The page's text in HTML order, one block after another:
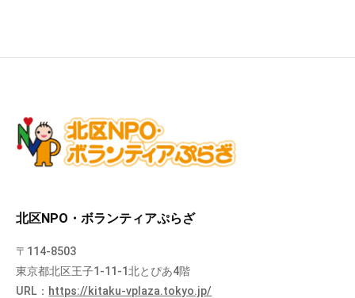
北区NPO・ボランティアぷらざ
〒114-8503
東京都北区王子1-11-1北とぴあ4階
URL： https://kitaku-vplaza.tokyo.jp/